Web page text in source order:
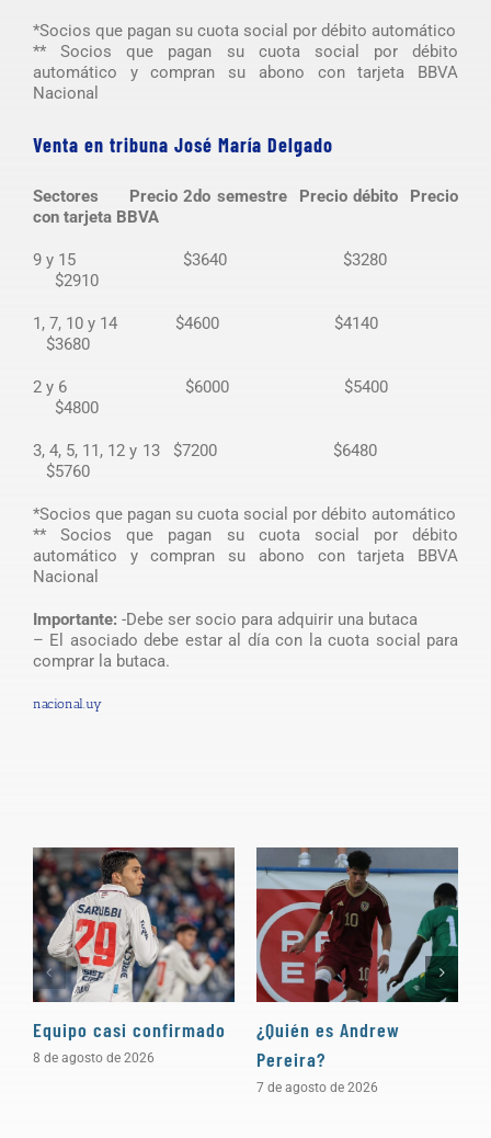
*Socios que pagan su cuota social por débito automático
** Socios que pagan su cuota social por débito
automático y compran su abono con tarjeta BBVA
Nacional
Venta en tribuna José María Delgado
Sectores Precio 2do semestre Precio débito Precio
con tarjeta BBVA
9 y 15 $3640 $3280
$2910
1, 7, 10 y 14 $4600 $4140
$3680
2 y 6 $6000 $5400
$4800
3, 4, 5, 11, 12 y 13 $7200 $6480
$5760
*Socios que pagan su cuota social por débito automático
** Socios que pagan su cuota social por débito
automático y compran su abono con tarjeta BBVA
Nacional
Importante:-Debe ser socio para adquirir una butaca
– El asociado debe estar al día con la cuota social para
comprar la butaca.
nacional.uy
Equipo casi confirmado
8 de agosto de 2026
¿Quién es Andrew
Pereira?
7 de agosto de 2026